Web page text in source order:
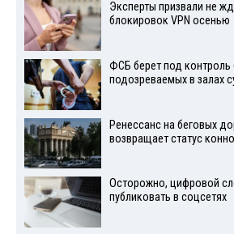
Эксперты призвали не
блокировок VPN осенью
ФСБ берет под контроль
подозреваемых в залах
Ренессанс на беговых
возвращает статус
Осторожно, цифровой
публиковать в соцсетях